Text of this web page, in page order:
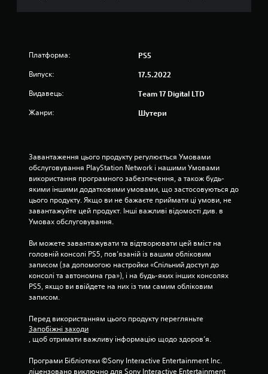
’
о
к
н
а
о
с
Платформа: PS5
Випуск: 17.5.2022
Видавець: Team 17 Digital LTD
Жанри: Шутери
Завантаження цього продукту регулюється Умовами
обслуговування PlayStation Network і нашими Умовами
використання програмного забезпечення, а також будь-
якими іншими додатковими умовами, що застосовуються до
цього продукту. Якщо ви не бажаєте приймати ці умови, не
завантажуйте цей продукт. Інші важливі відомості див. в
Умовах обслуговування.
Ви можете завантажувати та відтворювати цей вміст на
головній консолі PS5, пов’язаній із вашим обліковим
записом (за допомогою настройки «Спільний доступ до
консолі та автономна гра»), і на будь-яких інших консолях
PS5, якщо ви ввійдете на них із тим самим обліковим
записом.
Перед використанням цього продукту перегляньте
Запобіжні заходи
, щоб отримати важливу інформацію щодо здоров’я.
Програми Бібліотеки ©Sony Interactive Entertainment Inc.
ліцензовано виключно для Sony Interactive Entertainment